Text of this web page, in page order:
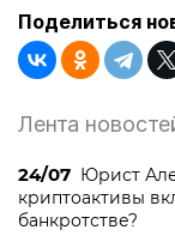
Поделиться
Лента
24/07 Юрист
криптоактивы
банкротстве?